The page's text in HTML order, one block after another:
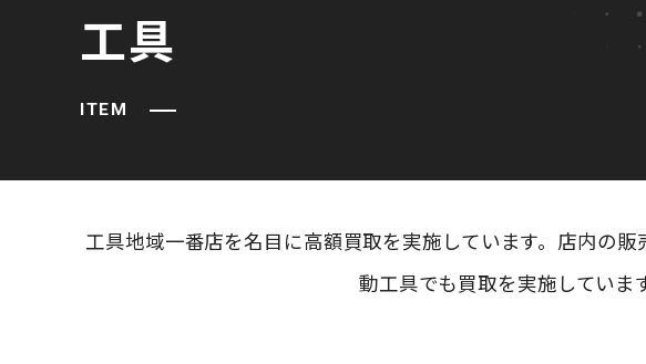
⼯具
ITEM
工具地域一番店を名目に高額買取を実施しています。店内の
動工具でも買取を実施していま